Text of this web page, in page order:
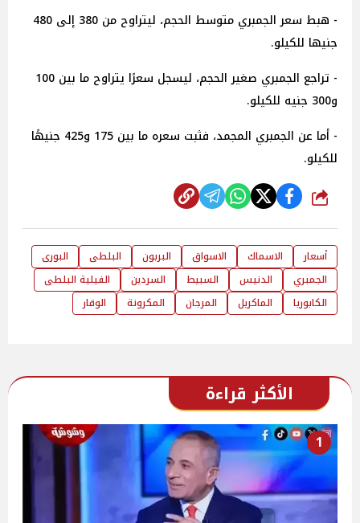
- هبط سعر الجمبري متوسط الحجم، ليتراوح من 380 إلى 480
جنيها للكيلو.
- تراجع الجمبري صغير الحجم، ليسجل سعرًا يتراوح ما بين 100
و300 جنيه للكيلو.
- أما عن الجمبري المجمد، فثبت سعره ما بين 175 و425 جنيهًا
للكيلو.
شارك
أسعار الاسماك الاسواق البربون البلطى
البورى
الجمبري
الدنيس السبيط السردين
الفيلية البلطى
الكابوريا
الماكريل المرجان المكرونة الوقار
الأكثر قراءة
1